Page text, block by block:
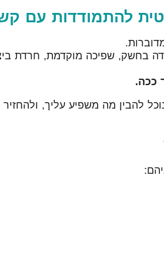
להתמודדות עם
בחשק, שפיכה מוקדמת, חרדת
ככה.
להבין מה משפיע עליך,